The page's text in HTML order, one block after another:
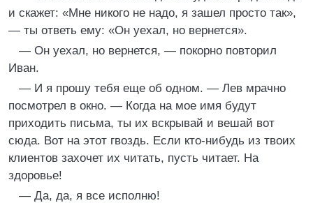
и скажет: «Мне никого не надо, я зашел просто так»,
— ты ответь ему: «Он уехал, но вернется».
— Он уехал, но вернется, — покорно повторил
Иван.
— И я прошу тебя еще об одном. — Лев мрачно
посмотрел в окно. — Когда на мое имя будут
приходить письма, ты их вскрывай и вешай вот
сюда. Вот на этот гвоздь. Если кто-нибудь из твоих
клиентов захочет их читать, пусть читает. На
здоровье!
— Да, да, я все исполню!